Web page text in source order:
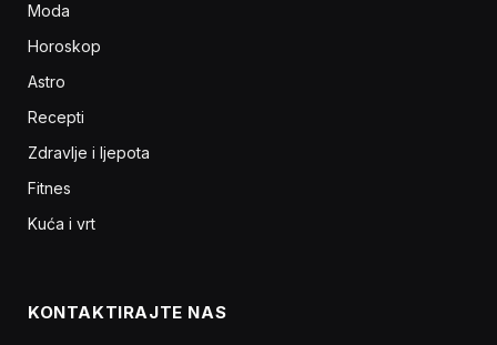
Moda
Horoskop
Astro
Recepti
Zdravlje i ljepota
Fitnes
Kuća i vrt
KONTAKTIRAJTE NAS